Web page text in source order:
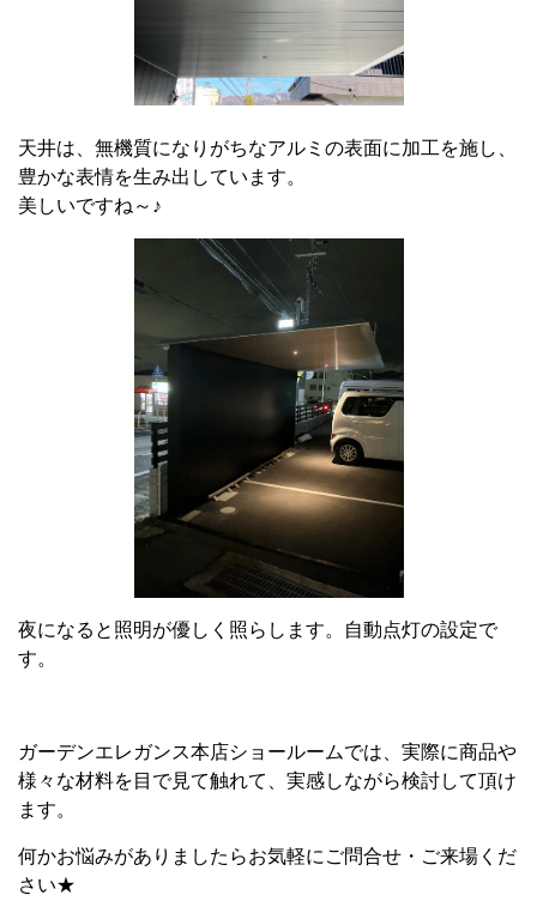
天井は、無機質になりがちなアルミの表面に加工を施し、
豊かな表情を生み出しています。
美しいですね～♪
夜になると照明が優しく照らします。自動点灯の設定で
す。
ガーデンエレガンス本店ショールームでは、実際に商品や
様々な材料を目で見て触れて、実感しながら検討して頂け
ます。
何かお悩みがありましたらお気軽にご問合せ・ご来場くだ
さい★